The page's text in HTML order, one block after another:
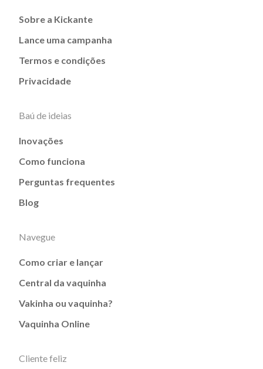
Sobre a Kickante
Lance uma campanha
Termos e condições
Privacidade
Baú de ideias
Inovações
Como funciona
Perguntas frequentes
Blog
Navegue
Como criar e lançar
Central da vaquinha
Vakinha ou vaquinha?
Vaquinha Online
Cliente feliz